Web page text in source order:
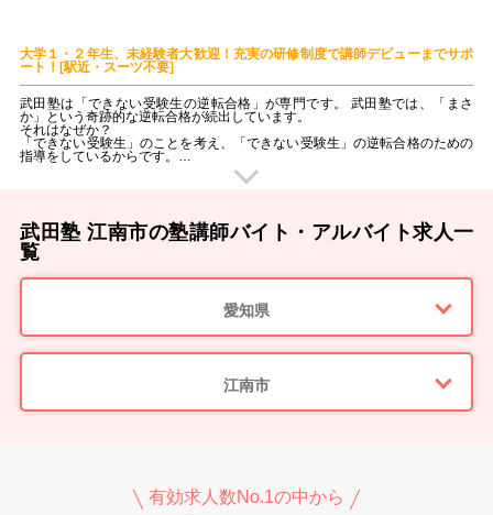
大学１・２年生、未経験者大歓迎！充実の研修制度で講師デビューまでサポ
ート！[駅近・スーツ不要]
武田塾は「できない受験生の逆転合格」が専門です。 武田塾では、「まさ
か」という奇跡的な逆転合格が続出しています。
それはなぜか？
「できない受験生」のことを考え、「できない受験生」の逆転合格のための
指導をしているからです。
武田塾は他の塾の指導とは全く異なります
武田塾 江南市の塾講師バイト・アルバイト求人一
覧
愛知県
江南市
有効求人数No.1の中から